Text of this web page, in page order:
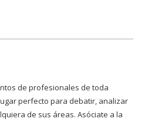
de profesionales de toda
perfecto para debatir, analizar
de sus áreas. Asóciate a la